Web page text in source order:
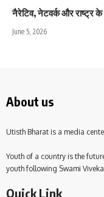
नैरेटिव, नेटवर्क और राष्ट्र के
June 5, 2026
About us
Utisth Bharat is a media
Youth of a country is the
youth following Swami
Quick Link